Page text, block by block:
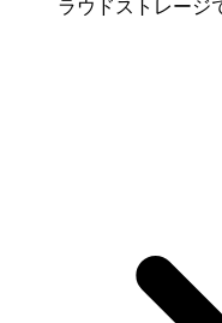
ラウドストレージ